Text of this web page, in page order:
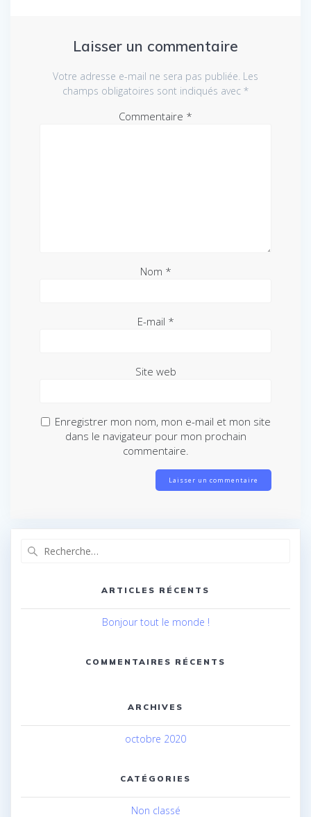
Laisser un commentaire
Votre adresse e-mail ne sera pas publiée. Les
champs obligatoires sont indiqués avec *
Commentaire *
Nom *
E-mail *
Site web
Enregistrer mon nom, mon e-mail et mon site
dans le navigateur pour mon prochain
commentaire.
ARTICLES RÉCENTS
Bonjour tout le monde !
COMMENTAIRES RÉCENTS
ARCHIVES
octobre 2020
CATÉGORIES
Non classé